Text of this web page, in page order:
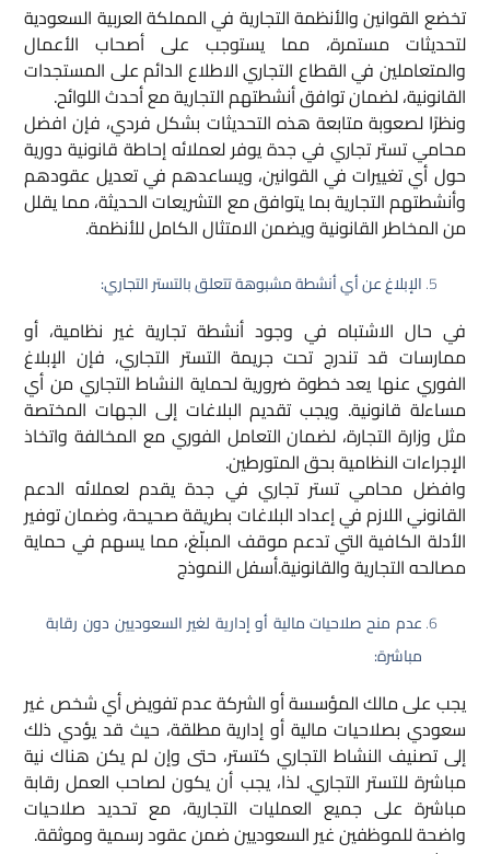
تخضع القوانين والأنظمة التجارية في المملكة العربية السعودية
لتحديثات مستمرة، مما يستوجب على أصحاب الأعمال
والمتعاملين في القطاع التجاري الاطلاع الدائم على المستجدات
القانونية، لضمان توافق أنشطتهم التجارية مع أحدث اللوائح.
ونظرًا لصعوبة متابعة هذه التحديثات بشكل فردي، فإن افضل
محامي تستر تجاري في جدة يوفر لعملائه إحاطة قانونية دورية
حول أي تغييرات في القوانين، ويساعدهم في تعديل عقودهم
وأنشطتهم التجارية بما يتوافق مع التشريعات الحديثة، مما يقلل
من المخاطر القانونية ويضمن الامتثال الكامل للأنظمة.
الإبلاغ عن أي أنشطة مشبوهة تتعلق بالتستر التجاري:
في حال الاشتباه في وجود أنشطة تجارية غير نظامية، أو
ممارسات قد تندرج تحت جريمة التستر التجاري، فإن الإبلاغ
الفوري عنها يعد خطوة ضرورية لحماية النشاط التجاري من أي
مساءلة قانونية. ويجب تقديم البلاغات إلى الجهات المختصة
مثل وزارة التجارة، لضمان التعامل الفوري مع المخالفة واتخاذ
الإجراءات النظامية بحق المتورطين.
وافضل محامي تستر تجاري في جدة يقدم لعملائه الدعم
القانوني اللازم في إعداد البلاغات بطريقة صحيحة، وضمان توفير
الأدلة الكافية التي تدعم موقف المبلّغ، مما يسهم في حماية
مصالحه التجارية والقانونية.أسفل النموذج
عدم منح صلاحيات مالية أو إدارية لغير السعوديين دون رقابة
مباشرة:
يجب على مالك المؤسسة أو الشركة عدم تفويض أي شخص غير
سعودي بصلاحيات مالية أو إدارية مطلقة، حيث قد يؤدي ذلك
إلى تصنيف النشاط التجاري كتستر، حتى وإن لم يكن هناك نية
مباشرة للتستر التجاري. لذا، يجب أن يكون لصاحب العمل رقابة
مباشرة على جميع العمليات التجارية، مع تحديد صلاحيات
واضحة للموظفين غير السعوديين ضمن عقود رسمية وموثقة.